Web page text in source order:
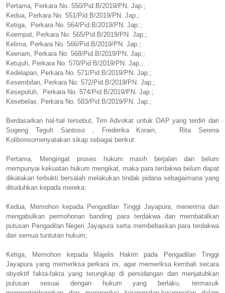
Pertama, Perkara No. 550/Pid.B/2019/PN. Jap.;
Kedua, Perkara No. 551/Pid.B/2019/PN. Jap.;
Ketiga, Perkara No. 564/Pid.B/2019/PN. Jap.;
Keempat, Perkara No. 565/Pid.B/2019/PN. Jap.;
Kelima, Perkara No. 566/Pid.B/2019/PN. Jap.;
Keenam, Perkara No. 568/Pid.B/2019/PN. Jap.;
Ketujuh, Perkara No. 570/Pid.B/2019/PN. Jap.;
Kedelapan, Perkara No. 571/Pid.B/2019/PN. Jap.;
Kesembilan, Perkara No. 572/Pid.B/2019/PN. Jap.;
Kesepuluh, Perkara No. 574/Pid.B/2019/PN. Jap.;
Kesebelas, Perkara No. 583/Pid.B/2019/PN. Jap.;
Berdasarkan hal-hal tersebut, Tim Advokat untuk OAP yang terdiri dari
Sugeng Teguh Santoso , Frederika Korain, Rita Serena
Kolibonsomenyatakan sikap sebagai berikut:
Pertama, Mengingat proses hukum masih berjalan dan belum
mempunyai kekuatan hukum mengikat, maka para terdakwa belum dapat
dikatakan terbukti bersalah melakukan tindak pidana sebagaimana yang
dituduhkan kepada mereka;
Kedua, Memohon kepada Pengadilan Tinggi Jayapura, menerima dan
mengabulkan permohonan banding para terdakwa dan membatalkan
putusan Pengadilan Negeri Jayapura serta membebaskan para terdakwa
dari semua tuntutan hukum;
Ketiga, Memohon kepada Majelis Hakim pada Pengadilan Tinggi
Jayapura yang memeriksa perkara ini, agar memeriksa kembali secara
obyektif fakta-fakta yang terungkap di persidangan dan menjatuhkan
putusan sesuai dengan hukum yang berlaku, termasuk